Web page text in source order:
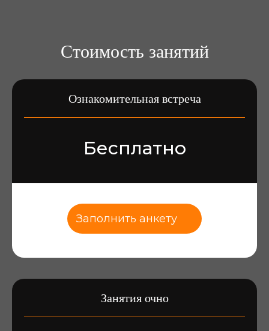
Стоимость занятий
Ознакомительная встреча
Бесплатно
Заполнить анкету
Занятия очно